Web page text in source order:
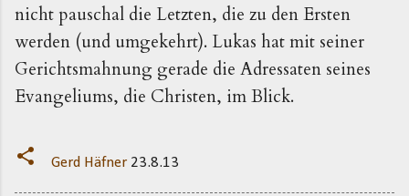
nicht pauschal die Letzten, die zu den Ersten
werden (und umgekehrt). Lukas hat mit seiner
Gerichtsmahnung gerade die Adressaten seines
Evangeliums, die Christen, im Blick.
Gerd Häfner 23.8.13